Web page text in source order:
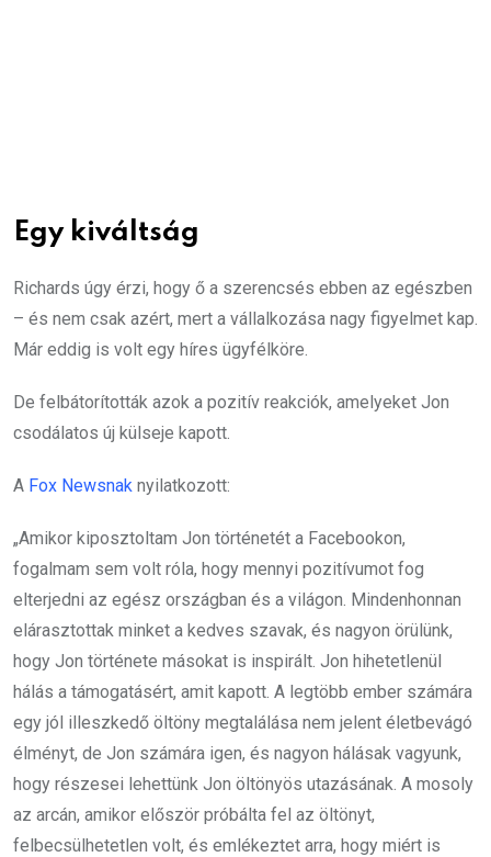
Egy kiváltság
Richards úgy érzi, hogy ő a szerencsés ebben az egészben
– és nem csak azért, mert a vállalkozása nagy figyelmet kap.
Már eddig is volt egy híres ügyfélköre.
De felbátorították azok a pozitív reakciók, amelyeket Jon
csodálatos új külseje kapott.
A Fox Newsnak nyilatkozott:
„Amikor kiposztoltam Jon történetét a Facebookon,
fogalmam sem volt róla, hogy mennyi pozitívumot fog
elterjedni az egész országban és a világon. Mindenhonnan
elárasztottak minket a kedves szavak, és nagyon örülünk,
hogy Jon története másokat is inspirált. Jon hihetetlenül
hálás a támogatásért, amit kapott. A legtöbb ember számára
egy jól illeszkedő öltöny megtalálása nem jelent életbevágó
élményt, de Jon számára igen, és nagyon hálásak vagyunk,
hogy részesei lehettünk Jon öltönyös utazásának. A mosoly
az arcán, amikor először próbálta fel az öltönyt,
felbecsülhetetlen volt, és emlékeztet arra, hogy miért is